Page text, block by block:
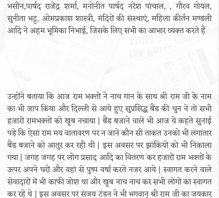
भसीन,पार्षद राजेंद्र शर्मा, मनोनीत पार्षद नरेश पांचाल, , गौरव गोयल,
सुनीता भट्ट, ओमप्रकाश शास्त्री, मंदिरों की संस्थाएं, महिला कीर्तन मण्डली
आदि ने अहम भूमिका निभाई, जिसके लिए सभी का आभार व्यक्त करते हैं
उन्होंने बताया कि आज राम भक्तों ने नाच गान के साथ श्री राम जी के नाम
का भी जाप किया और दिल्ली से आये हुए सुप्रसिद्ध बैंड की धुन ने तो सभी
हजारों रामभक्तों को खूब नचाया | बैंड बजाने वाले भी आज ये कहते सुनाई
पड़े कि ऐसा राम मय वातावरण पर न जाने कौन सी ताकत उनको भी लगातार
बैंड बजाने को आतुर कर रही थी | इस अवसर पर झांकियों को भी निकाला
गया | जगह जगह पर लोग प्रसाद आदि का वितरण कर हजारों राम भक्तों के
ऊपर अपने घरों और वहां से पुष्प वर्षा करते नजर आये | स्वागत करने वाले
सेवादारों में भी काफी जोश था और खूब नाच नाच कर सभी लोगों का स्वागत
कर रहे थे | इस अवसर पर संजय टंडन ने भी भगवान् श्री राम जी का जयकार